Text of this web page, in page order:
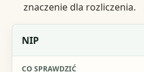
znaczenie dla rozliczenia.
Element weryfikacji
Co sprawdzić
NIP